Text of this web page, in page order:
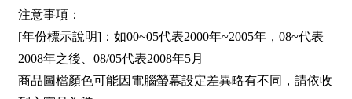
注意事項：
[年份標示說明]：如00~05代表2000年~2005年，08~代表
2008年之後、08/05代表2008年5月
商品圖檔顏色可能因電腦螢幕設定差異略有不同，請依收